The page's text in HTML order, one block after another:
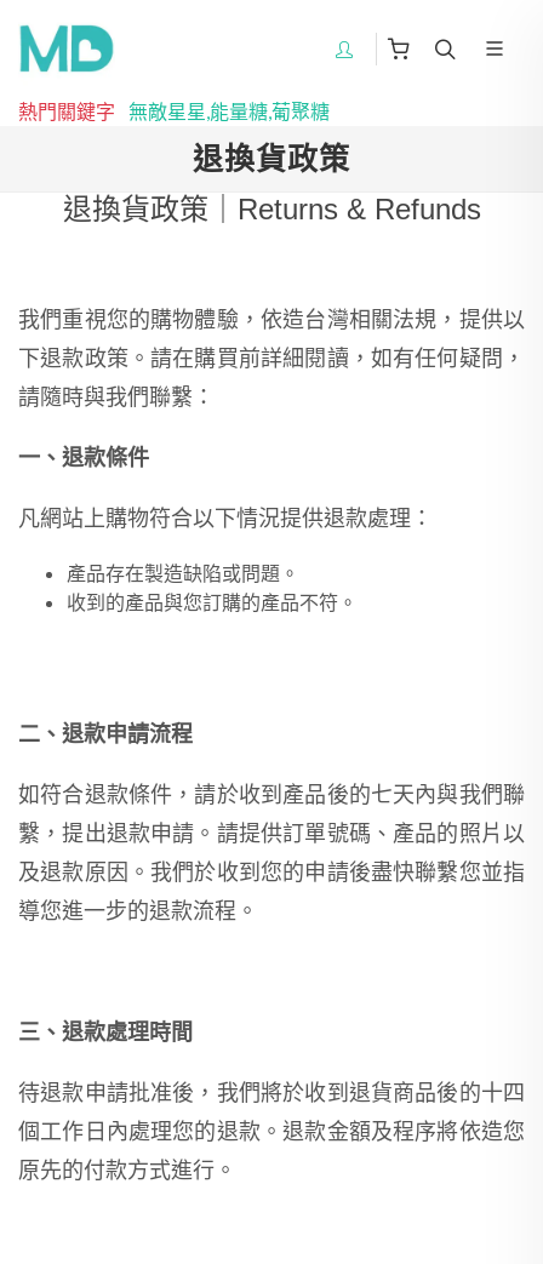
熱門關鍵字 無敵星星,能量糖,葡聚糖
退換貨政策
退換貨政策｜Returns & Refunds
我們重視您的購物體驗，依造台灣相關法規，提供以
下退款政策。請在購買前詳細閱讀，如有任何疑問，
請隨時與我們聯繫：
一、退款條件
凡網站上購物符合以下情況提供退款處理：
產品存在製造缺陷或問題。
收到的產品與您訂購的產品不符。
二、退款申請流程
如符合退款條件，請於收到產品後的七天內與我們聯
繫，提出退款申請。請提供訂單號碼、產品的照片以
及退款原因。我們於收到您的申請後盡快聯繫您並指
導您進一步的退款流程。
三、退款處理時間
待退款申請批准後，我們將於收到退貨商品後的十四
個工作日內處理您的退款。退款金額及程序將依造您
原先的付款方式進行。